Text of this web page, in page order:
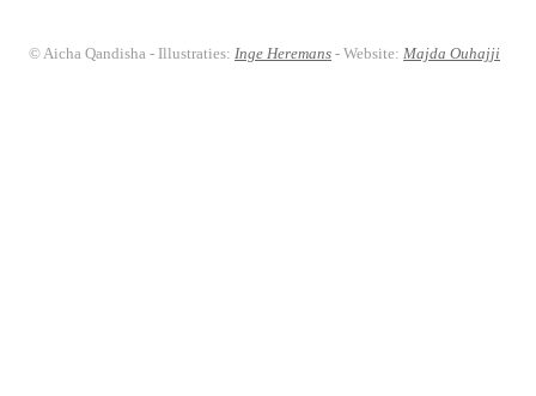
© Aicha Qandisha - Illustraties:Inge Heremans - Website:Majda Ouhajji